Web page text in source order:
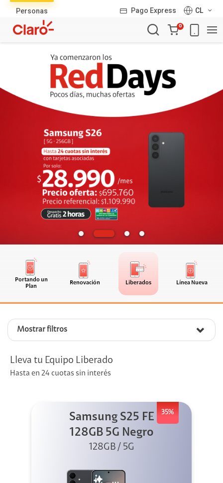
Personas Pago Express
CL
Carro
de
0
Portando un
Plan
Renovación Liberados Línea Nueva
Mostrar filtros
productos
Lleva tu Equipo Liberado
Hasta en 24 cuotas sin interés
35%
Samsung S25 FE
128GB 5G Negro
128GB / 5G